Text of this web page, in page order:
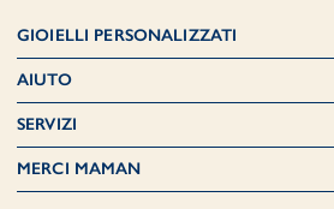
GIOIELLI PERSONALIZZATI
AIUTO
SERVIZI
MERCI MAMAN